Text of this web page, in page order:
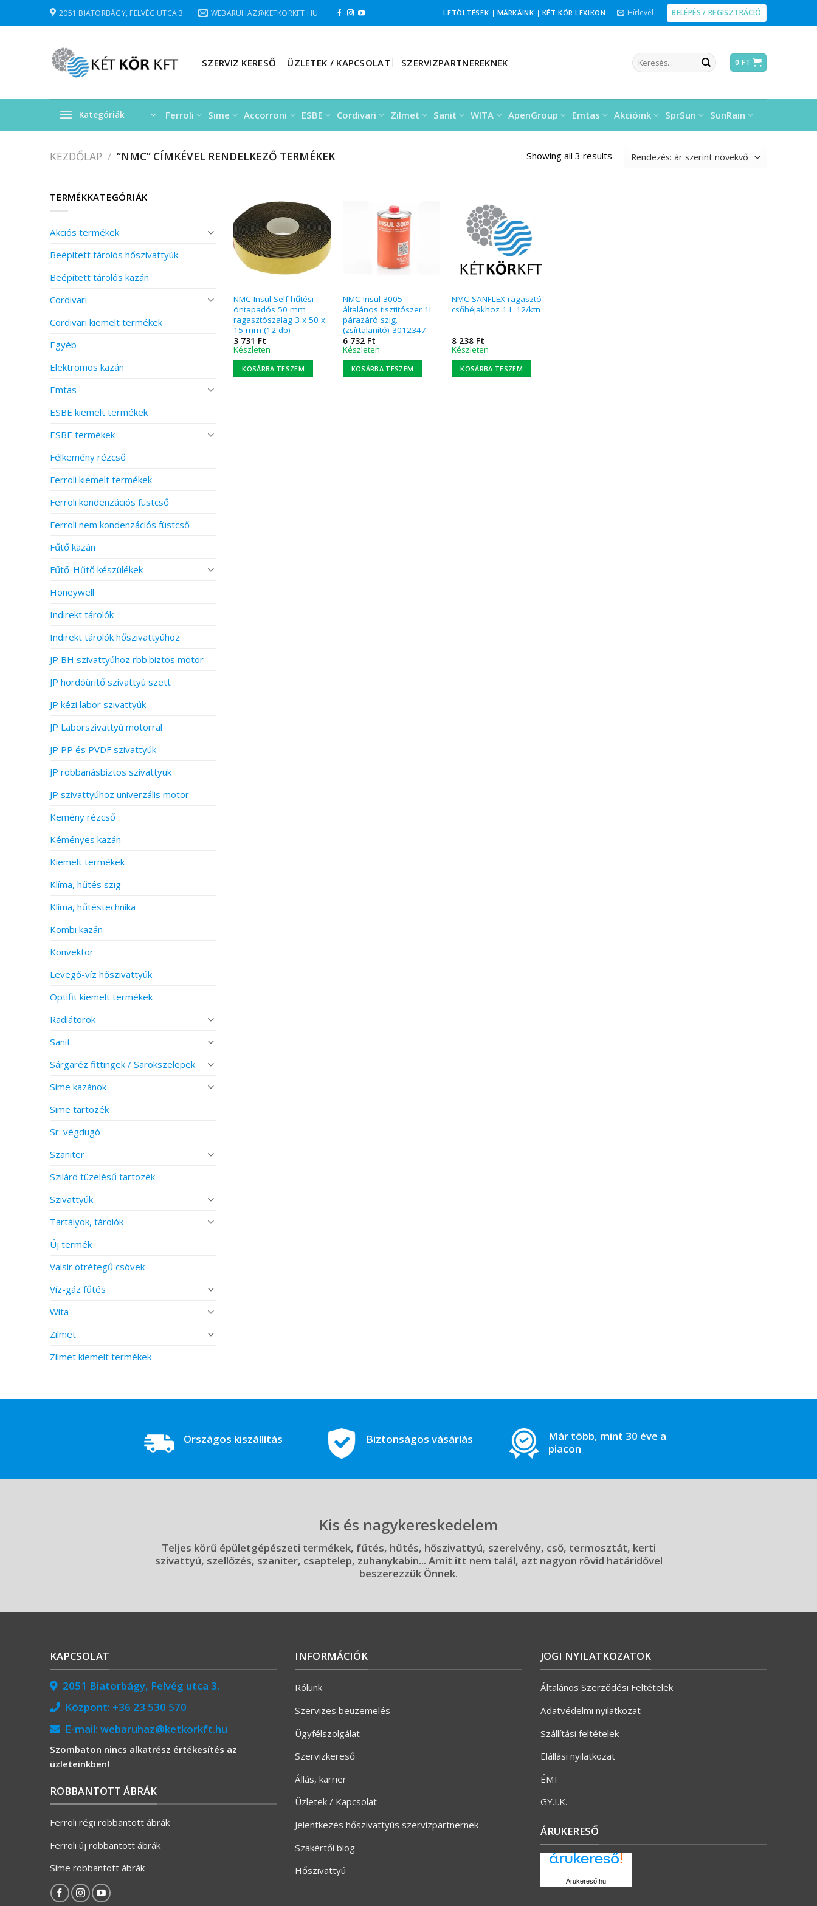
2051 BIATORBÁGY, FELVÉG UTCA 3. WEBARUHAZ@KETKORKFT.HU LETÖLTÉSEK | MÁRKÁINK | KÉT KÖR LEXIKON Hírlevél BELÉPÉS / REGISZTRÁCIÓ
SZERVIZ KERESŐ ÜZLETEK / KAPCSOLAT SZERVIZPARTNEREKNEK
Keresés
a
0 FT
Kategóriák Ferroli Sime Accorroni ESBE Cordivari Zilmet Sanit WITA ApenGroup Emtas Akcióink SprSun SunRain
KEZDŐLAP / “NMC” CÍMKÉVEL RENDELKEZŐ TERMÉKEK Showing all 3 results
TERMÉKKATEGÓRIÁK
Akciós termékek
Beépített tárolós hőszivattyúk
Beépített tárolós kazán
Cordivari
Cordivari kiemelt termékek
Egyéb
Elektromos kazán
Emtas
ESBE kiemelt termékek
ESBE termékek
Félkemény rézcső
Ferroli kiemelt termékek
Ferroli kondenzációs füstcső
Ferroli nem kondenzációs füstcső
Fűtő kazán
Fűtő-Hűtő készülékek
Honeywell
Indirekt tárolók
Indirekt tárolók hőszivattyúhoz
JP BH szivattyúhoz rbb.biztos motor
JP hordóüritő szivattyú szett
JP kézi labor szivattyúk
JP Laborszivattyú motorral
JP PP és PVDF szivattyúk
JP robbanásbiztos szivattyuk
JP szivattyúhoz univerzális motor
Kemény rézcső
Kéményes kazán
Kiemelt termékek
Klíma, hűtés szig
Klíma, hűtéstechnika
Kombi kazán
Konvektor
Levegő-víz hőszivattyúk
Optifit kiemelt termékek
Radiátorok
Sanit
Sárgaréz fittingek / Sarokszelepek
Sime kazánok
Sime tartozék
Sr. végdugó
Szaniter
Szilárd tüzelésű tartozék
Szivattyúk
Tartályok, tárolók
Új termék
Valsir ötrétegű csövek
Víz-gáz fűtés
Wita
Zilmet
Zilmet kiemelt termékek
NMC Insul Self hűtési
öntapadós 50 mm
ragasztószalag 3 x 50 x
15 mm (12 db)
3 731 Ft
Készleten
KOSÁRBA TESZEM
NMC Insul 3005
általános tisztitószer 1L
párazáró szig.
(zsírtalanító) 3012347
6 732 Ft
Készleten
KOSÁRBA TESZEM
NMC SANFLEX ragasztó
csőhéjakhoz 1 L 12/ktn
8 238 Ft
Készleten
KOSÁRBA TESZEM
Országos kiszállítás Biztonságos vásárlás
Már több, mint 30 éve a
piacon
Kis és nagykereskedelem
Teljes körű épületgépészeti termékek, fűtés, hűtés, hőszivattyú, szerelvény, cső, termosztát, kerti
szivattyú, szellőzés, szaniter, csaptelep, zuhanykabin... Amit itt nem talál, azt nagyon rövid határidővel
beszerezzük Önnek.
KAPCSOLAT
2051 Biatorbágy, Felvég utca 3.
Központ: +36 23 530 570
E-mail: webaruhaz@ketkorkft.hu
Szombaton nincs alkatrész értékesítés az
üzleteinkben!
ROBBANTOTT ÁBRÁK
Ferroli régi robbantott ábrák
Ferroli új robbantott ábrák
Sime robbantott ábrák
INFORMÁCIÓK
Rólunk
Szervizes beüzemelés
Ügyfélszolgálat
Szervizkereső
Állás, karrier
Üzletek / Kapcsolat
Jelentkezés hőszivattyús szervizpartnernek
Szakértői blog
Hőszivattyú
JOGI NYILATKOZATOK
Általános Szerződési Feltételek
Adatvédelmi nyilatkozat
Szállítási feltételek
Elállási nyilatkozat
ÉMI
GY.I.K.
ÁRUKERESŐ
Árukereső.hu